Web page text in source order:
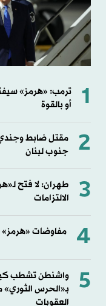
1
ترمب: «هرمز»
أو بالقوة
2
مقتل ضابط
جنوب لبنان
3
طهران: لا فتح
الالتزامات
4 مفاوضات «هرمز»
5
واشنطن تشطب
بـ«الحرس
العقوبات